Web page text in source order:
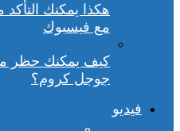
هكذا يمكنك
مع فيسبوك
كيف يمكنك حظر
جوجل كروم؟
فيديو